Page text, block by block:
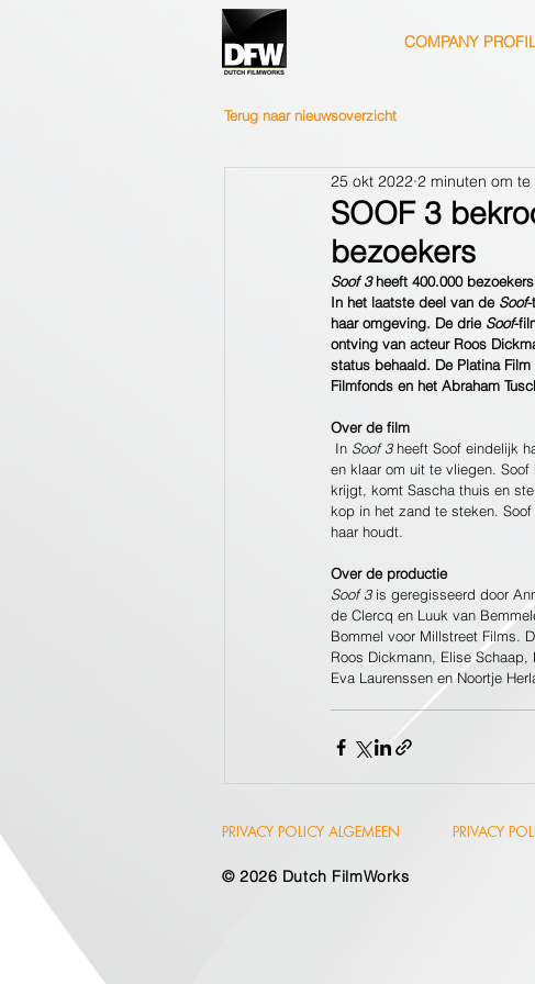
COMPANY
Terug naar nieuwsoverzicht
SOOF 3
bezoekers
25 okt 2022 2 minuten om te
Soof 3 heeft 400.000
In het laatste deel van de Soof-
haar omgeving. De drie Soof-
ontving van acteur Roos
status behaald. De Platina
Filmfonds en het Abraham
Over de film
In Soof 3 heeft Soof eindelijk
en klaar om uit te vliegen.
krijgt, komt Sascha thuis en
kop in het zand te steken.
haar houdt.
Over de productie
Soof 3 is geregisseerd door
de Clercq en Luuk van
Bommel voor Millstreet Films.
Roos Dickmann, Elise Schaap,
Eva Laurenssen en Noortje
PRIVACY POLICY ALGEMEEN PRIVACY
© 2026 Dutch FilmWorks